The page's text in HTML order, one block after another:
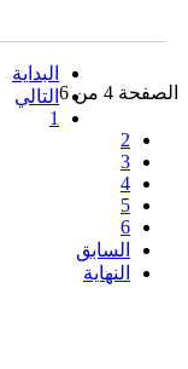
الصفحة 4 من 6
البداية
التالي
1
2
3
4
5
6
السابق
النهاية